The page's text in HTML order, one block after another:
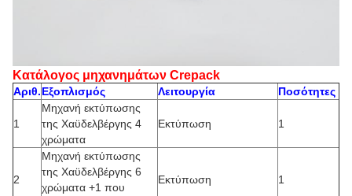
Κατάλογος μηχανημάτων Crepack
Αριθ.Εξοπλισμός Λειτουργία Ποσότητες
1
Μηχανή εκτύπωσης
της Χαϋδελβέργης 4
χρώματα
Εκτύπωση 1
2
Μηχανή εκτύπωσης
της Χαϋδελβέργης 6
χρώματα +1 που
Εκτύπωση 1